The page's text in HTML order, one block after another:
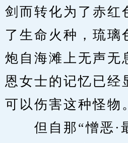
剑而转化为了赤红
了生命火种，琉璃
炮自海滩上无声无
恩女士的记忆已经
可以伤害这种怪物
但自那“憎恶·